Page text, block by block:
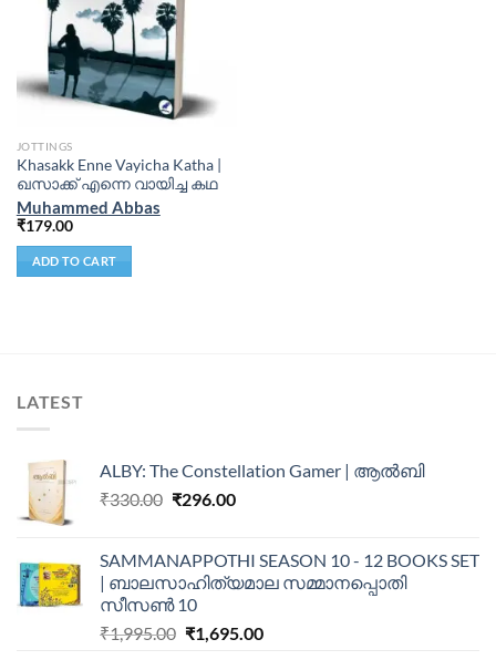
JOTTINGS
Khasakk Enne Vayicha Katha |
ഖസാക്ക് എന്നെ വായിച്ച കഥ
Muhammed Abbas
₹179.00
ADD TO CART
LATEST
ALBY: The Constellation Gamer | ആൽബി
₹330.00 ₹296.00
SAMMANAPPOTHI SEASON 10 - 12 BOOKS SET
| ബാലസാഹിത്യമാല സമ്മാനപ്പൊതി
സീസൺ 10
₹1,995.00 ₹1,695.00